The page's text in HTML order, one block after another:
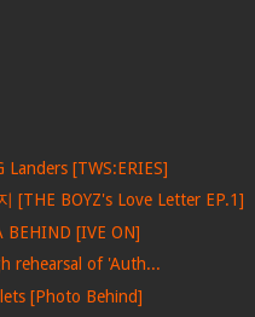
[TWS:ERIES]
[THE BOYZ's Love Letter EP.1]
BEHIND [IVE ON]
rehearsal of 'Auth...
[Photo Behind]